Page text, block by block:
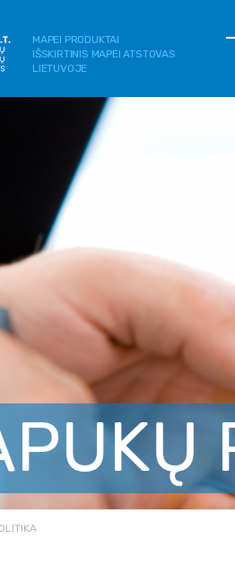
MAPEI PRODUKTAI
IŠSKIRTINIS MAPEI ATSTOVAS
LIETUVOJE